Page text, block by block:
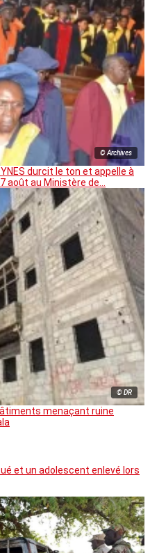
© Archives
durcit le ton et appelle à
août au Ministère de…
© DR
menaçant ruine
et un adolescent enlevé lors